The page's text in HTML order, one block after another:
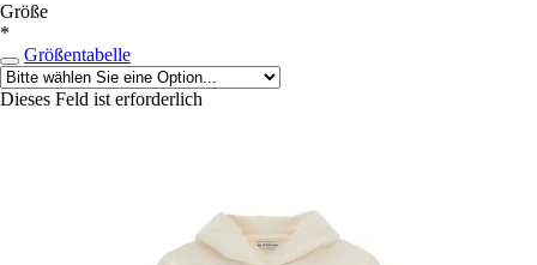
Größe
*
Größentabelle
Dieses Feld ist erforderlich